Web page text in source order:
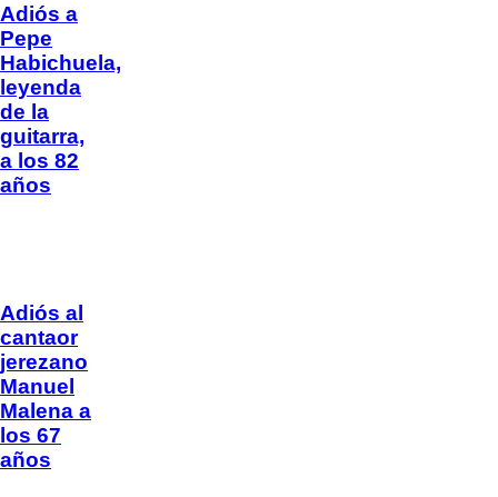
Adiós a
Pepe
Habichuela,
leyenda
de la
guitarra,
a los 82
años
Adiós al
cantaor
jerezano
Manuel
Malena a
los 67
años